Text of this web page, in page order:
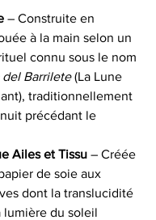
– Construite en
à la main selon un
connu sous le nom
del Barrilete (La Lune
traditionnellement
précédant le
Ailes et Tissu – Créée
de soie aux
dont la translucidité
lumière du soleil